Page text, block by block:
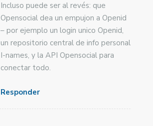
Incluso puede ser al revés: que
Opensocial dea un empujon a Openid
– por ejemplo un login unico Openid,
un repositorio central de info personal
I-names, y la API Opensocial para
conectar todo.
Responder